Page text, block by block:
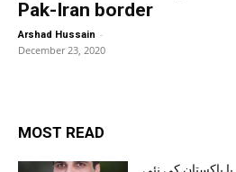
Pak-Iran border
Arshad Hussain -
December 23, 2020
MOST READ